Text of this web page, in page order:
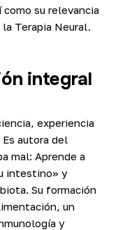
su relevancia
Terapia Neural.
integral
experiencia
autora del
mal: Aprende a
intestino» y
Su formación
un
y